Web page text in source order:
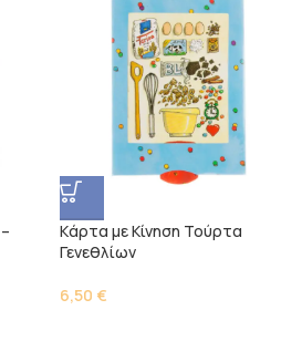
Kάρτα με Κίνηση Τούρτα
Γενεθλίων
6,50 €